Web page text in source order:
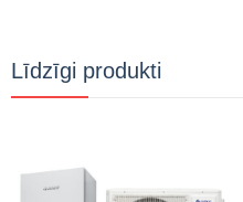
Līdzīgi produkti